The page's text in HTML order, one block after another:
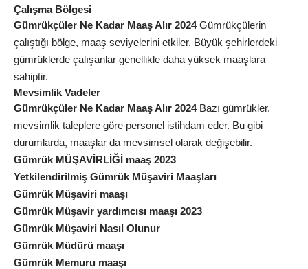
Çalışma Bölgesi
Gümrükçüler Ne Kadar Maaş Alır 2024Gümrükçülerin
çalıştığı bölge, maaş seviyelerini etkiler. Büyük şehirlerdeki
gümrüklerde çalışanlar genellikle daha yüksek maaşlara
sahiptir.
Mevsimlik Vadeler
Gümrükçüler Ne Kadar Maaş Alır 2024Bazı gümrükler,
mevsimlik taleplere göre personel istihdam eder. Bu gibi
durumlarda, maaşlar da mevsimsel olarak değişebilir.
Gümrük MÜŞAVİRLİĞİ maaş 2023
Yetkilendirilmiş Gümrük Müşaviri Maaşları
Gümrük Müşaviri maaşı
Gümrük Müşavir yardımcısı maaşı 2023
Gümrük Müşaviri Nasıl Olunur
Gümrük Müdürü maaşı
Gümrük Memuru maaşı